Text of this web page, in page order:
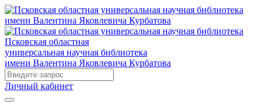
Псковская областная
универсальная научная библиотека
имени Валентина Яковлевича Курбатова
Личный кабинет